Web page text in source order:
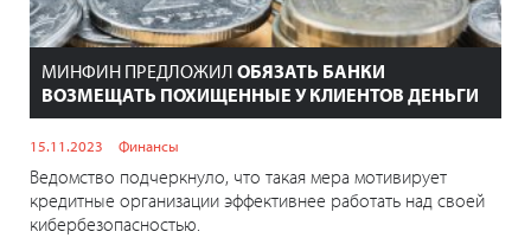
МИНФИН ПРЕДЛОЖИЛ ОБЯЗАТЬ БАНКИ
ВОЗМЕЩАТЬ ПОХИЩЕННЫЕ У КЛИЕНТОВ ДЕНЬГИ
15.11.2023 Финансы
Ведомство подчеркнуло, что такая мера мотивирует
кредитные организации эффективнее работать над своей
кибербезопасностью.